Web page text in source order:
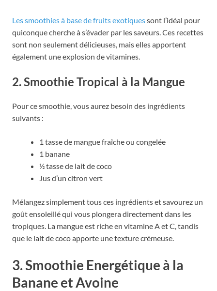
Les smoothies à base de fruits exotiquessont l’idéal pour
quiconque cherche à s’évader par les saveurs. Ces recettes
sont non seulement délicieuses, mais elles apportent
également une explosion de vitamines.
2. Smoothie Tropical à la Mangue
Pour ce smoothie, vous aurez besoin des ingrédients
suivants :
1 tasse de mangue fraîche ou congelée
1 banane
½ tasse de lait de coco
Jus d’un citron vert
Mélangez simplement tous ces ingrédients et savourez un
goût ensoleillé qui vous plongera directement dans les
tropiques. La mangue est riche en vitamine A et C, tandis
que le lait de coco apporte une texture crémeuse.
3. Smoothie Energétique à la
Banane et Avoine